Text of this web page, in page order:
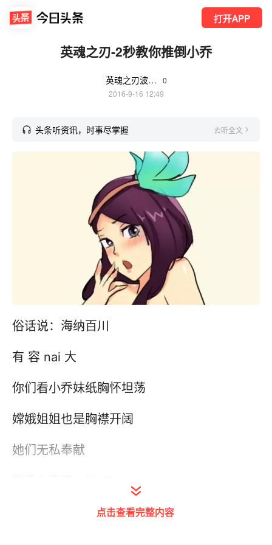
打开APP
英魂之刃-2秒教你推倒小乔
英魂之刃波百万工作室
0
2016-9-16 12:49
头条听资讯，时事尽掌握 去听全文
俗话说：海纳百川
有 容 nai 大
你们看小乔妹纸胸怀坦荡
嫦娥姐姐也是胸襟开阔
她们无私奉献
点击查看完整内容